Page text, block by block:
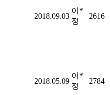
2018.09.03
이*
정
2616
2018.05.09
이*
정
2784